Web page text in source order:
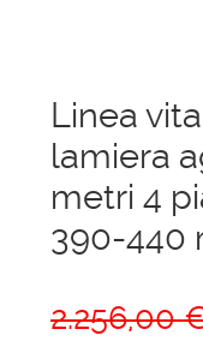
Cerniere freni per
Articoli per la
Linea
lamiera
metri 4
390-440
2.256,00